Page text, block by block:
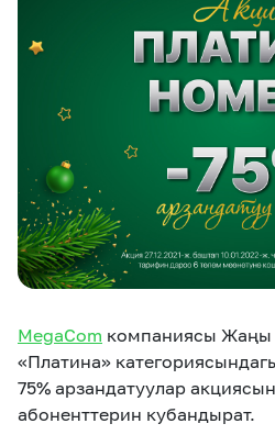
M2M
Кызматтар
Кызматтар Көңүл ачуучу
Чалуулар жана
SMS
Номерди
Компания
Өнөктөштөргө
Офис картасы
жана каптоо
Кызмат көрсөтүүлөр
MegaTV MegaPay
MegaCom компаниясы
«Платина»
75% арзандатуулар
абоненттерин кубандырат.